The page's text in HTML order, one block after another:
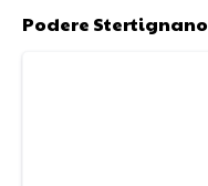
Podere Stertignano